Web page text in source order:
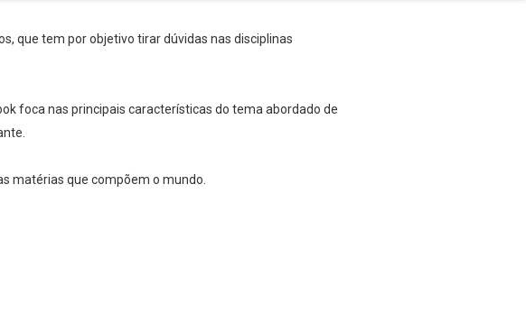
que tem por objetivo tirar dúvidas nas disciplinas
foca nas principais características do tema abordado de
matérias que compõem o mundo.